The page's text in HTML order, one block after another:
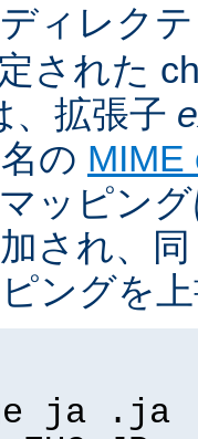
ディレク
された
拡張子
の MIME
ッピン
され、
ングを
ja .ja